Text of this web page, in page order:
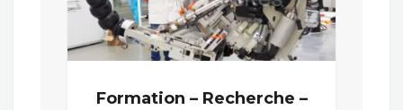
Formation – Recherche –